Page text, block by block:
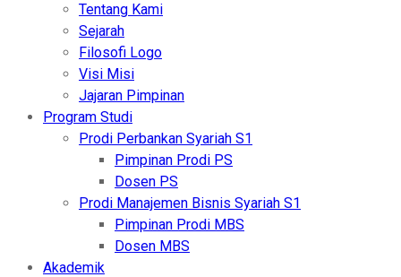
Tentang Kami
Sejarah
Filosofi Logo
Visi Misi
Jajaran Pimpinan
Program Studi
Prodi Perbankan Syariah S1
Pimpinan Prodi PS
Dosen PS
Prodi Manajemen Bisnis Syariah S1
Pimpinan Prodi MBS
Dosen MBS
Akademik